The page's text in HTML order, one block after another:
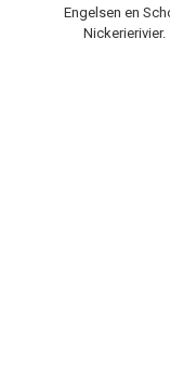
Engelsen en